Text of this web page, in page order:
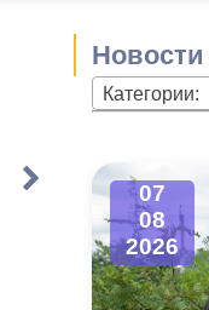
Устав города
Города-
городского
Торги и
Формы
Обратная
Комиссии
График
Новостная
Актуально
Новости
Категории:
07
08
2026